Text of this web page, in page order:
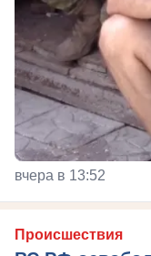
вчера в 13:52
Происшествия